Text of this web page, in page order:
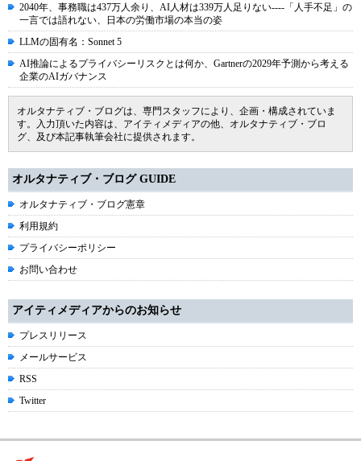
2040年、事務職は437万人余り、AI人材は339万人足りない----「人手不足」の
一言では語れない、日本の労働市場の本当の姿
LLMの固有名：Sonnet 5
AI推論によるプライバシーリスクとは何か、Gartnerの2029年予測から考える
企業のAIガバナンス
オルタナティブ・ブログは、専門スタッフにより、企画・構成されていま
す。入力頂いた内容は、アイティメディアの他、オルタナティブ・ブロ
グ、及び本記事執筆会社に提供されます。
オルタナティブ・ブログ GUIDE
オルタナティブ・ブログ憲章
利用規約
プライバシーポリシー
お問い合わせ
アイティメディアからのお知らせ
プレスリリース
メールサービス
RSS
Twitter